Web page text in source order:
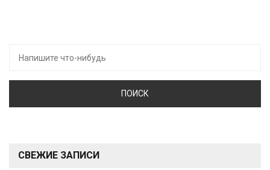
СВЕЖИЕ ЗАПИСИ